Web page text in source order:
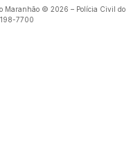
Maranhão © 2026 – Polícia Civil do
7700